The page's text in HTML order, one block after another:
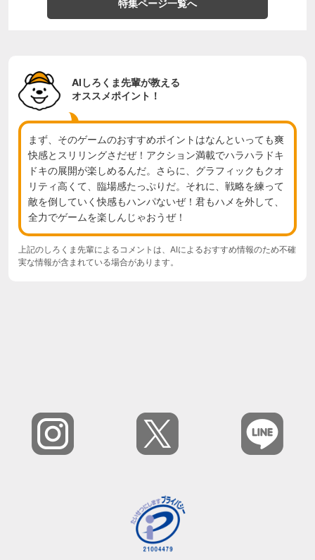
特集ページ一覧へ
AIしろくま先輩が教える
オススメポイント！
まず、そのゲームのおすすめポイントはなんといっても爽
快感とスリリングさだぜ！アクション満載でハラハラドキ
ドキの展開が楽しめるんだ。さらに、グラフィックもクオ
リティ高くて、臨場感たっぷりだ。それに、戦略を練って
敵を倒していく快感もハンパないぜ！君もハメを外して、
全力でゲームを楽しんじゃおうぜ！
上記のしろくま先輩によるコメントは、AIによるおすすめ情報のため不確
実な情報が含まれている場合があります。